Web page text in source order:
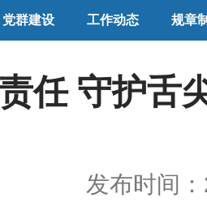
党群建设 工作动态 规章
任 守护
发布时间